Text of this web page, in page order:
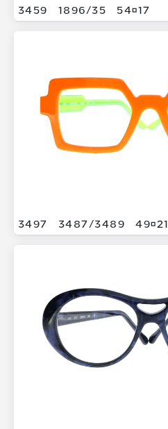
3459 1896/35 5417
3497 3487/3489 4921